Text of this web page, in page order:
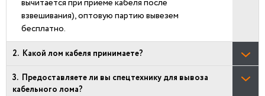
вычитается при приеме кабеля после
взвешивания), оптовую партию вывезем
бесплатно.
Какой лом кабеля принимаете?
Предоставляете ли вы спецтехнику для вывоза
кабельного лома?